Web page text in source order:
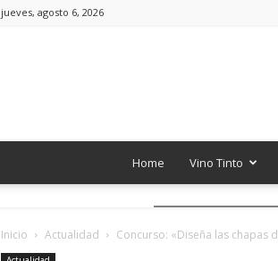
jueves, agosto 6, 2026
Home Vino Tinto
Inicio Actualidad Concurso: «Diseña las chapas